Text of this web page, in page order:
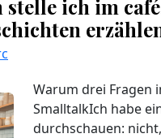
ich im
Warum drei Fragen
SmalltalkIch habe
durchschauen: